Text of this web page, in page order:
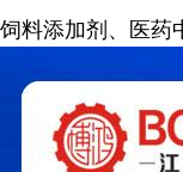
饲料添加剂、医药